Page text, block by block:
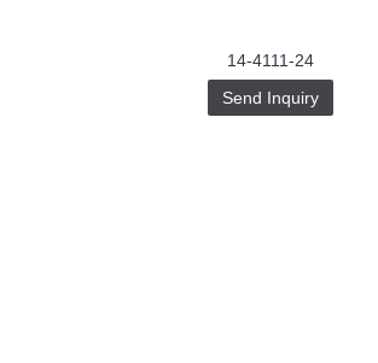
14-4111-24
Send Inquiry